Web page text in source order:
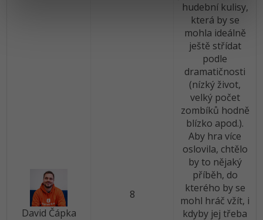
David Čápka
8
hudební kulisy,
která by se
mohla ideálně
ještě střídat
podle
dramatičnosti
(nízký život,
velký počet
zombíků hodně
blízko apod.).
Aby hra více
oslovila, chtělo
by to nějaký
příběh, do
kterého by se
mohl hráč vžít, i
kdyby jej třeba